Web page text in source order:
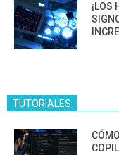
¡LOS
TUTORIALES